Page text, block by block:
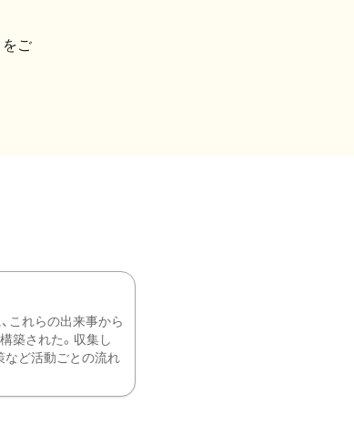
をご
これらの出来事から
築された。収集し
など活動ごとの流れ